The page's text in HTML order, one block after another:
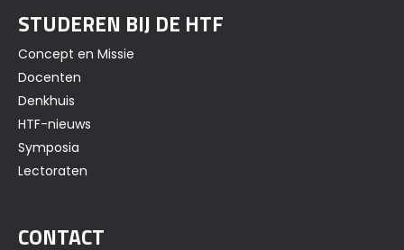
STUDEREN BIJ DE HTF
Concept en Missie
Docenten
Denkhuis
HTF-nieuws
Symposia
Lectoraten
CONTACT